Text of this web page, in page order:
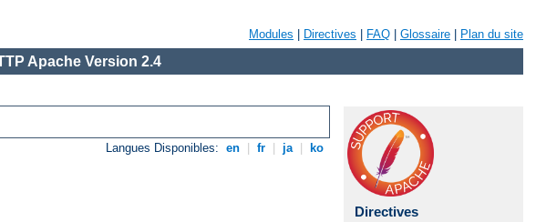
Modules Directives FAQ Glossaire Plan du site
Apache Version 2.4
Langues Disponibles: en fr ja ko
Directives